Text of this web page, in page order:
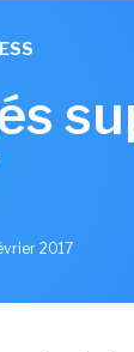
2017